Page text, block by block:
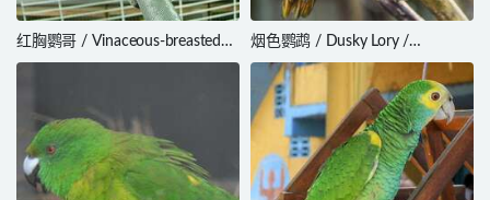
红胸鹦哥 / Vinaceous-breasted
Amazon / Amazona vinacea
烟色鹦鹉 / Dusky Lory /
Pseudeos fuscata